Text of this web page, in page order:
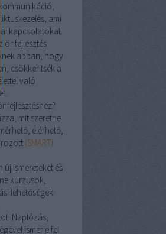
ami
kapcsolatokat.
önfejlesztés
abban, hogy
csökkentsék a
való
mit szeretne
elérhető,
(SMART)
új ismereteket és
kurzusok,
lehetőségek
Naplózás,
ismerje fel